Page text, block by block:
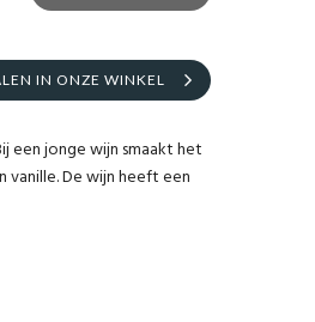
IN ONZE WINKEL
een jonge wijn smaakt het
vanille. De wijn heeft een